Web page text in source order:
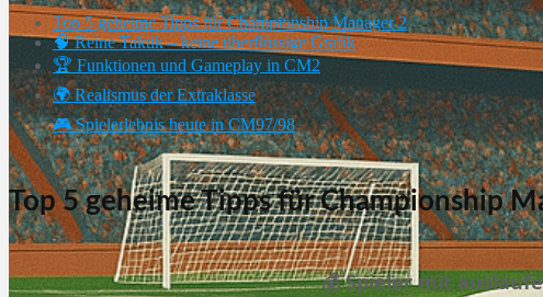
Top 5 geheime Tipps für Championship Manager 2
🧠 Reine Taktik – keine überflüssige Grafik
🏆 Funktionen und Gameplay in CM2
🌍 Realismus der Extraklasse
🎮 Spielerlebnis heute in CM97/98
Top 5 geheime Tipps für Championship
💰 Spieler mit